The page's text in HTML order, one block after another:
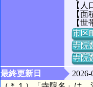
【
【
【
市区
寺院
寺院
最終更新日